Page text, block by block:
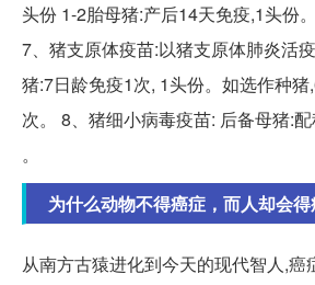
头份 1-2胎母猪:产后14天免疫,1头份
7、猪支原体疫苗:以猪支原体肺炎活
猪:7日龄免疫1次, 1头份。如选作种猪
次。 8、猪细小病毒疫苗: 后备母猪:
。
为什么动物不得癌症，而人却会
从南方古猿进化到今天的现代智人,癌